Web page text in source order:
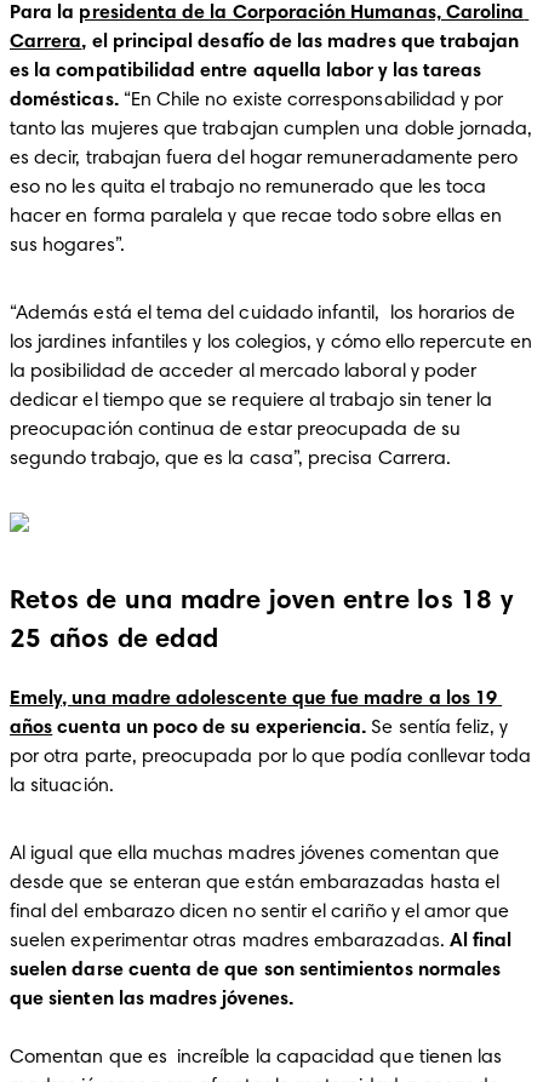
Para la presidenta de la Corporación Humanas, Carolina
Carrera, el principal desafío de las madres que trabajan
es la compatibilidad entre aquella labor y las tareas
domésticas. “En Chile no existe corresponsabilidad y por
tanto las mujeres que trabajan cumplen una doble jornada,
es decir, trabajan fuera del hogar remuneradamente pero
eso no les quita el trabajo no remunerado que les toca
hacer en forma paralela y que recae todo sobre ellas en
sus hogares”.
“Además está el tema del cuidado infantil,  los horarios de
los jardines infantiles y los colegios, y cómo ello repercute en
la posibilidad de acceder al mercado laboral y poder
dedicar el tiempo que se requiere al trabajo sin tener la
preocupación continua de estar preocupada de su
Retos de una madre joven entre los 18 y
25 años de edad
Emely, una madre adolescente que fue madre a los 19
años cuenta un poco de su experiencia. Se sentía feliz, y
por otra parte, preocupada por lo que podía conllevar toda
la situación.
Al igual que ella muchas madres jóvenes comentan que
desde que se enteran que están embarazadas hasta el
final del embarazo dicen no sentir el cariño y el amor que
suelen experimentar otras madres embarazadas. Al final
suelen darse cuenta de que son sentimientos normales
Comentan que es  increíble la capacidad que tienen las